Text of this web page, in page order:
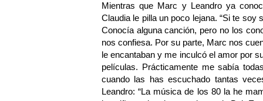
Mientras que Marc y Leandro ya
Claudia le pilla un poco lejana. “Si te
Conocía alguna canción, pero no los
nos confiesa. Por su parte, Marc nos
le encantaban y me inculcó el amor por
películas. Prácticamente me sabía
cuando las has escuchado tantas
Leandro: “La música de los 80 la he